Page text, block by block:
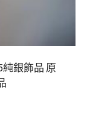
銀飾品 原